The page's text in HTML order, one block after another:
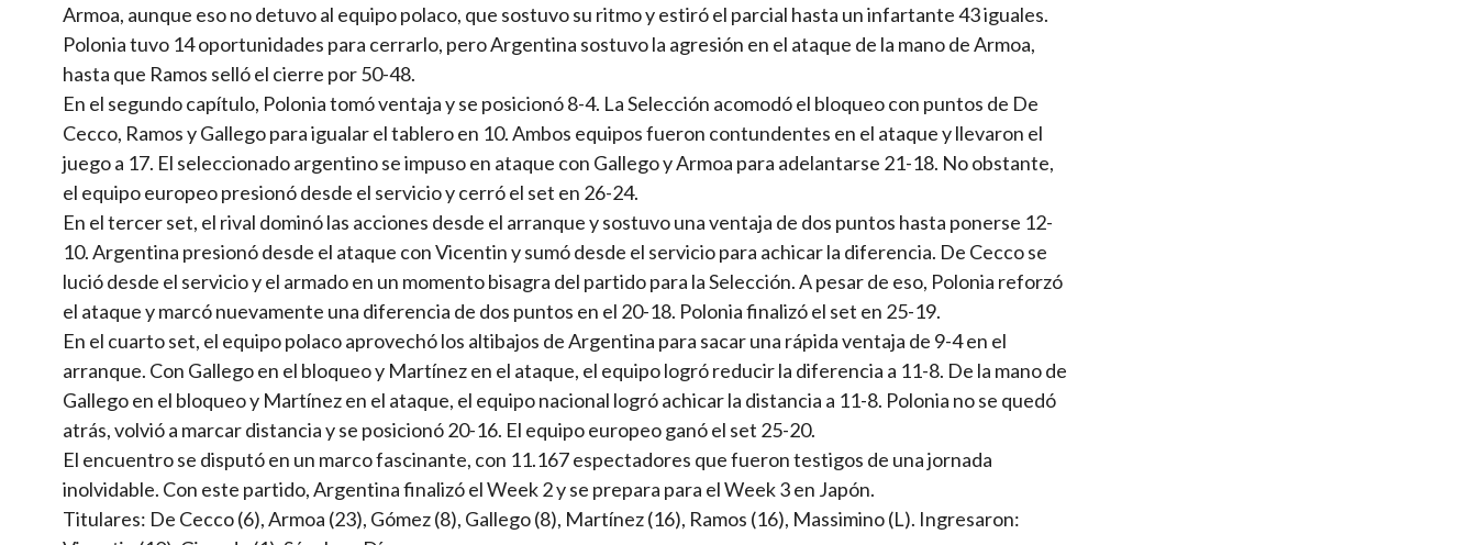
Armoa, aunque eso no detuvo al equipo polaco, que sostuvo su ritmo y estiró el parcial hasta un infartante 43 iguales.
Polonia tuvo 14 oportunidades para cerrarlo, pero Argentina sostuvo la agresión en el ataque de la mano de Armoa,
hasta que Ramos selló el cierre por 50-48.
En el segundo capítulo, Polonia tomó ventaja y se posicionó 8-4. La Selección acomodó el bloqueo con puntos de De
Cecco, Ramos y Gallego para igualar el tablero en 10. Ambos equipos fueron contundentes en el ataque y llevaron el
juego a 17. El seleccionado argentino se impuso en ataque con Gallego y Armoa para adelantarse 21-18. No obstante,
el equipo europeo presionó desde el servicio y cerró el set en 26-24.
En el tercer set, el rival dominó las acciones desde el arranque y sostuvo una ventaja de dos puntos hasta ponerse 12-
10. Argentina presionó desde el ataque con Vicentin y sumó desde el servicio para achicar la diferencia. De Cecco se
lució desde el servicio y el armado en un momento bisagra del partido para la Selección. A pesar de eso, Polonia reforzó
el ataque y marcó nuevamente una diferencia de dos puntos en el 20-18. Polonia finalizó el set en 25-19.
En el cuarto set, el equipo polaco aprovechó los altibajos de Argentina para sacar una rápida ventaja de 9-4 en el
arranque. Con Gallego en el bloqueo y Martínez en el ataque, el equipo logró reducir la diferencia a 11-8. De la mano de
Gallego en el bloqueo y Martínez en el ataque, el equipo nacional logró achicar la distancia a 11-8. Polonia no se quedó
atrás, volvió a marcar distancia y se posicionó 20-16. El equipo europeo ganó el set 25-20.
El encuentro se disputó en un marco fascinante, con 11.167 espectadores que fueron testigos de una jornada
inolvidable. Con este partido, Argentina finalizó el Week 2 y se prepara para el Week 3 en Japón.
Titulares: De Cecco (6), Armoa (23), Gómez (8), Gallego (8), Martínez (16), Ramos (16), Massimino (L). Ingresaron: